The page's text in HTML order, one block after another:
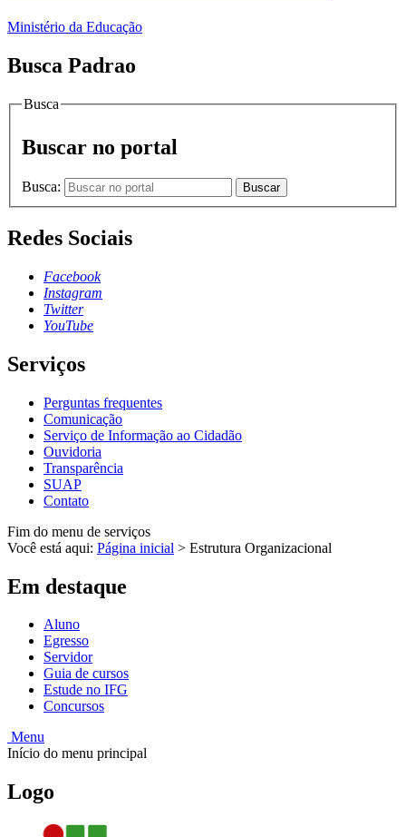
Ministério da Educação
Busca Padrao
Busca
Buscar no portal
Busca: Buscar
Redes Sociais
Facebook
Instagram
Twitter
YouTube
Serviços
Perguntas frequentes
Comunicação
Serviço de Informação ao Cidadão
Ouvidoria
Transparência
SUAP
Contato
Fim do menu de serviços
Você está aqui: Página inicial > Estrutura Organizacional
Em destaque
Aluno
Egresso
Servidor
Guia de cursos
Estude no IFG
Concursos
Menu
Início do menu principal
Logo